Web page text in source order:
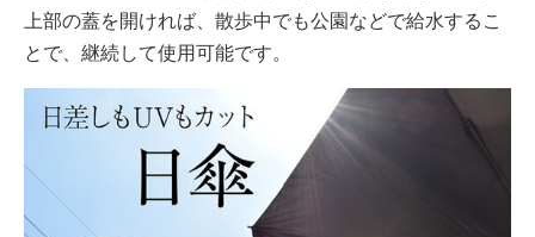
上部の蓋を開ければ、散歩中でも公園などで給水するこ
とで、継続して使用可能です。